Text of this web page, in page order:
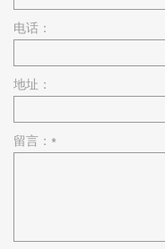
电话：
地址：
留言：*